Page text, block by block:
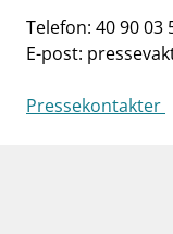
Telefon: 40 90 03
E-post:
Pressekontakter